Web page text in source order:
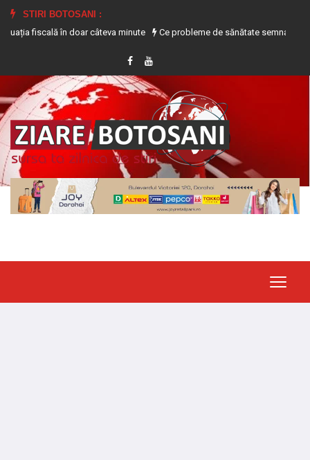
STIRI BOTOSANI :
în doar câteva minute
Ce probleme de sănătate semnalează